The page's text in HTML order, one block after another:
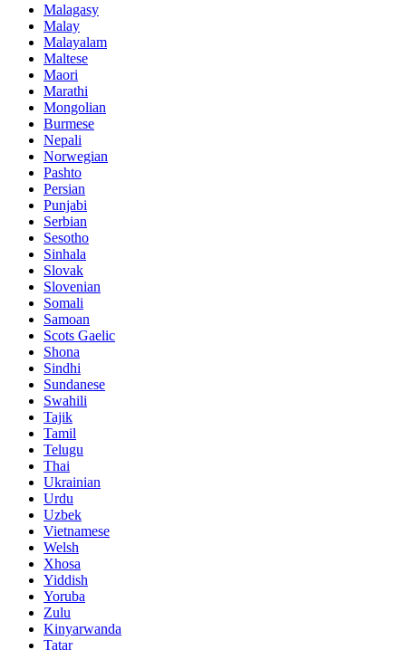
Malagasy
Malay
Malayalam
Maltese
Maori
Marathi
Mongolian
Burmese
Nepali
Norwegian
Pashto
Persian
Punjabi
Serbian
Sesotho
Sinhala
Slovak
Slovenian
Somali
Samoan
Scots Gaelic
Shona
Sindhi
Sundanese
Swahili
Tajik
Tamil
Telugu
Thai
Ukrainian
Urdu
Uzbek
Vietnamese
Welsh
Xhosa
Yiddish
Yoruba
Zulu
Kinyarwanda
Tatar